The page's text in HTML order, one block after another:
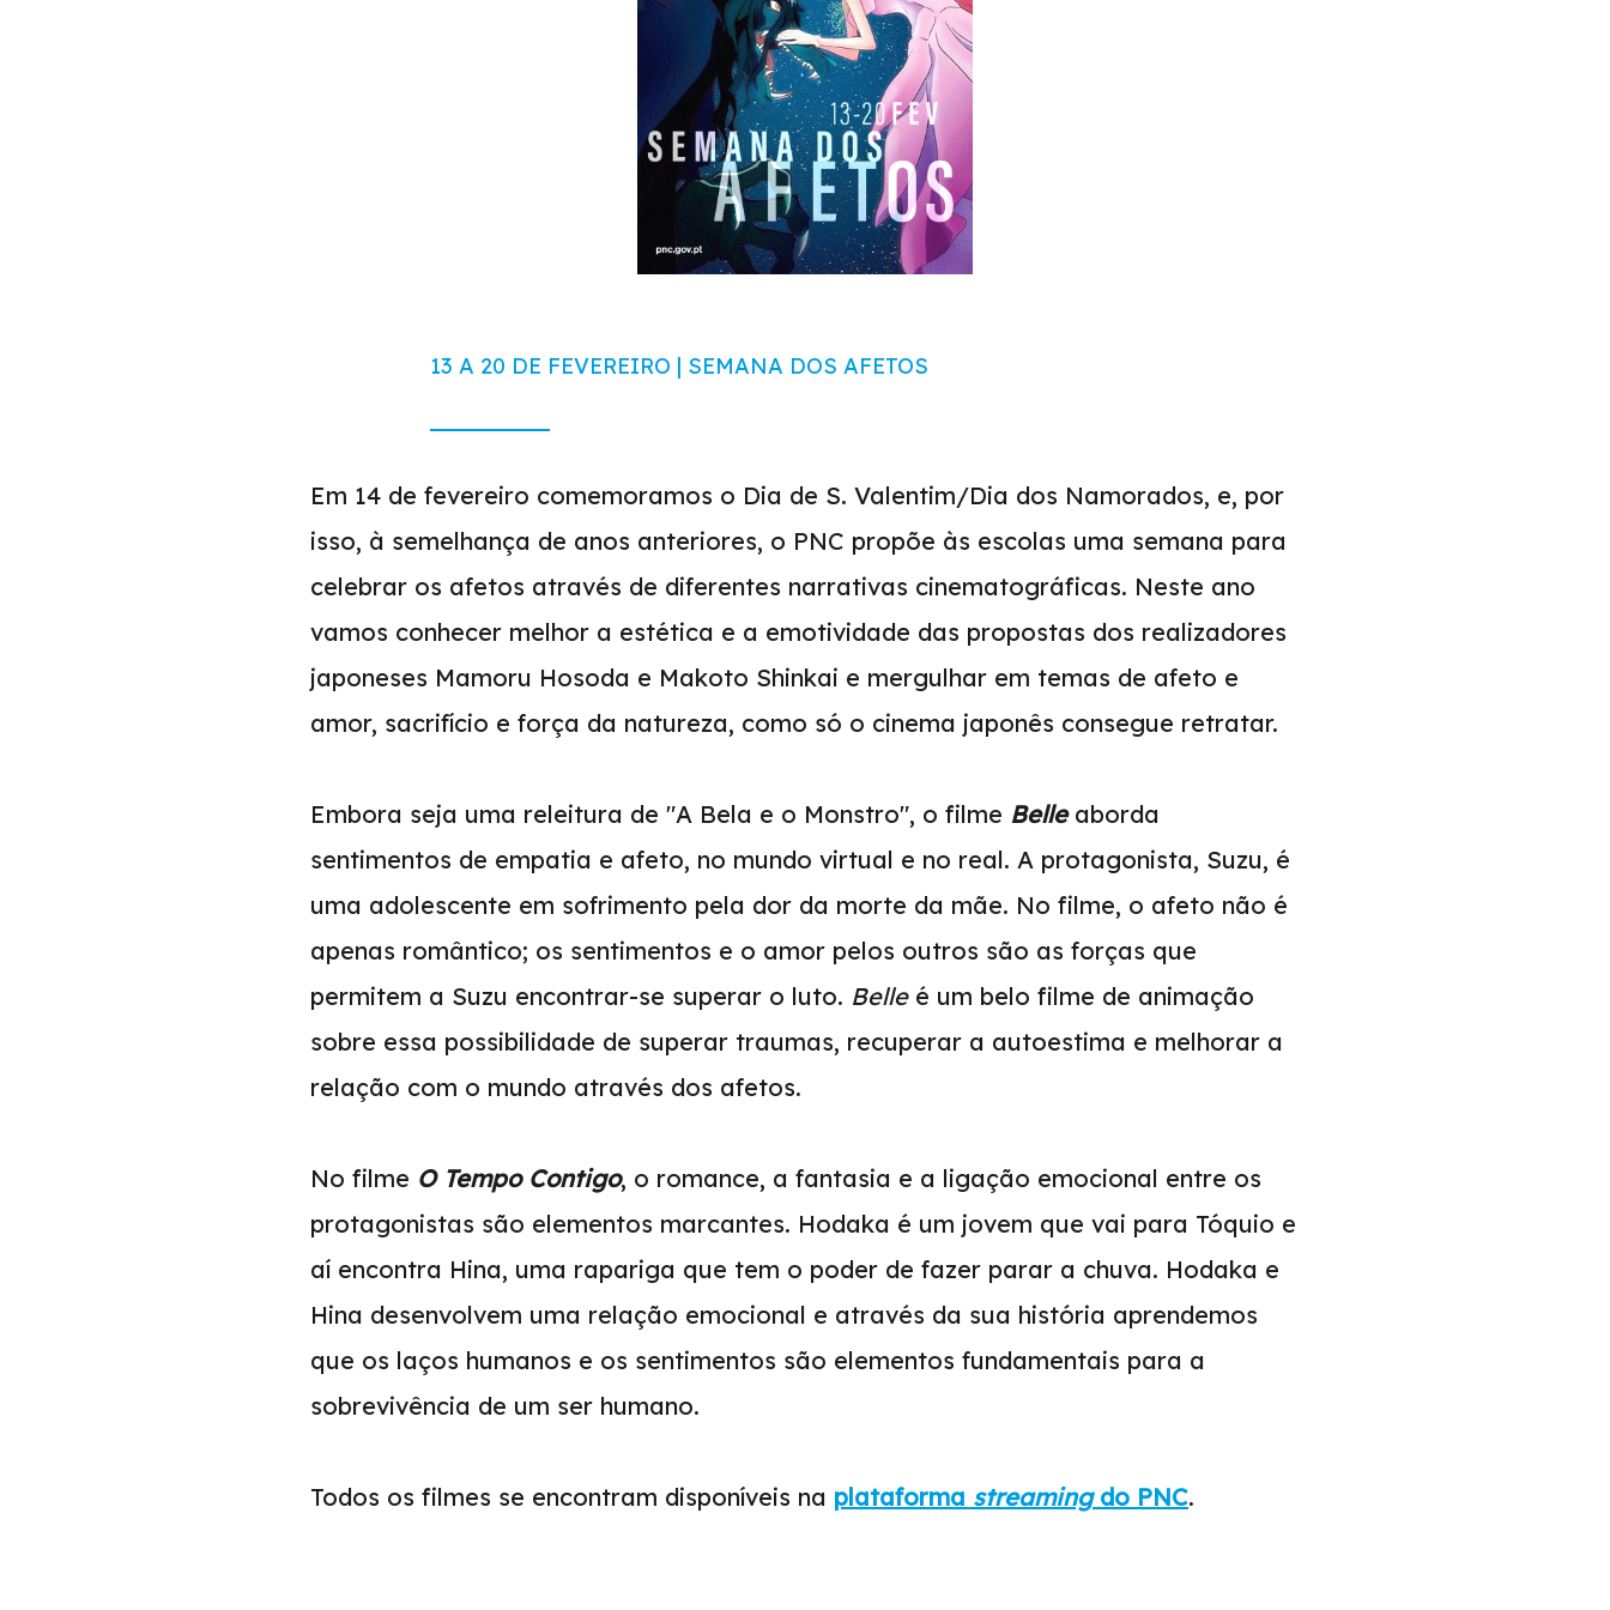
13 A 20 DE FEVEREIRO | SEMANA DOS AFETOS
Em 14 de fevereiro comemoramos o Dia de S. Valentim/Dia dos Namorados, e, por
isso, à semelhança de anos anteriores, o PNC propõe às escolas uma semana para
celebrar os afetos através de diferentes narrativas cinematográficas. Neste ano
vamos conhecer melhor a estética e a emotividade das propostas dos realizadores
japoneses Mamoru Hosoda e Makoto Shinkai e mergulhar em temas de afeto e
amor, sacrifício e força da natureza, como só o cinema japonês consegue retratar.
Embora seja uma releitura de "A Bela e o Monstro", o filme Belleaborda
sentimentos de empatia e afeto, no mundo virtual e no real. A protagonista, Suzu, é
uma adolescente em sofrimento pela dor da morte da mãe. No filme, o afeto não é
apenas romântico; os sentimentos e o amor pelos outros são as forças que
permitem a Suzu encontrar-se superar o luto. Belleé um belo filme de animação
sobre essa possibilidade de superar traumas, recuperar a autoestima e melhorar a
relação com o mundo através dos afetos.
No filme O Tempo Contigo, o romance, a fantasia e a ligação emocional entre os
protagonistas são elementos marcantes. Hodaka é um jovem que vai para Tóquio e
aí encontra Hina, uma rapariga que tem o poder de fazer parar a chuva. Hodaka e
Hina desenvolvem uma relação emocional e através da sua história aprendemos
que os laços humanos e os sentimentos são elementos fundamentais para a
sobrevivência de um ser humano.
Todos os filmes se encontram disponíveis na plataforma streamingdo PNC.